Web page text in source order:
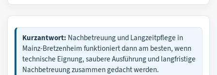
Kurzantwort: Nachbetreuung und Langzeitpflege in
Mainz-Bretzenheim funktioniert dann am besten, wenn
technische Eignung, saubere Ausführung und langfristige
Nachbetreuung zusammen gedacht werden.